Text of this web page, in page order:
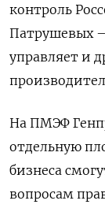
контроль
Патрушевых
управляет и
На ПМЭФ
отдельную
бизнеса
вопросам